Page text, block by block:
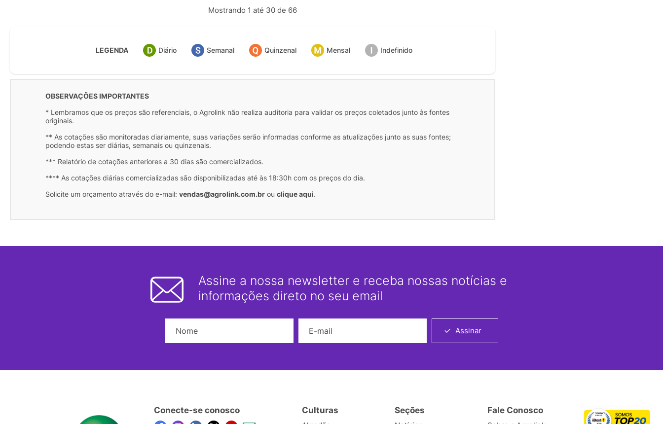
Mostrando 1 até 30 de 66
LEGENDA Diário Semanal Quinzenal Mensal Indefinido
OBSERVAÇÕES IMPORTANTES
* Lembramos que os preços são referenciais, o Agrolink não realiza auditoria para validar os preços coletados junto às fontes
originais.
** As cotações são monitoradas diariamente, suas variações serão informadas conforme as atualizações junto as suas fontes;
podendo estas ser diárias, semanais ou quinzenais.
*** Relatório de cotações anteriores a 30 dias são comercializados.
**** As cotações diárias comercializadas são disponibilizadas até às 18:30h com os preços do dia.
Solicite um orçamento através do e-mail: vendas@agrolink.com.br ou clique aqui.
Assine a nossa newsletter e receba nossas notícias e
informações direto no seu email
Assinar
Conecte-se conosco Culturas Seções Fale Conosco